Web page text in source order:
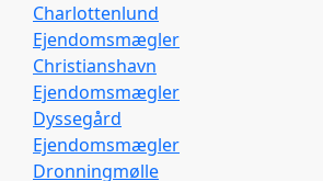
Charlottenlund
Ejendomsmægler
Christianshavn
Ejendomsmægler
Dyssegård
Ejendomsmægler
Dronningmølle